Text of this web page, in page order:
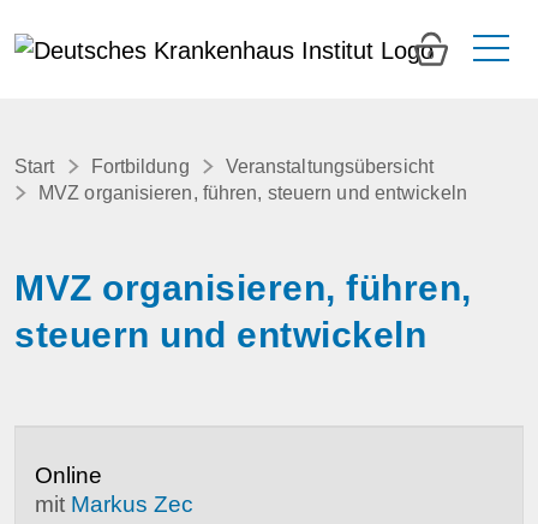
0
Start Fortbildung
Veranstaltungsübersicht
MVZ organisieren, führen, steuern und entwickeln
MVZ organisieren, führen,
steuern und entwickeln
Online
mit Markus Zec